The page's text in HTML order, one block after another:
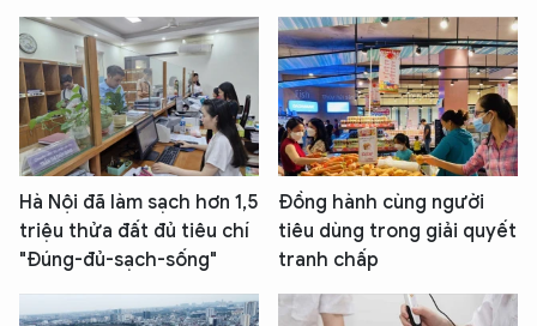
Hà Nội đã làm sạch hơn 1,5
triệu thửa đất đủ tiêu chí
"Đúng-đủ-sạch-sống"
Đồng hành cùng người
tiêu dùng trong giải quyết
tranh chấp